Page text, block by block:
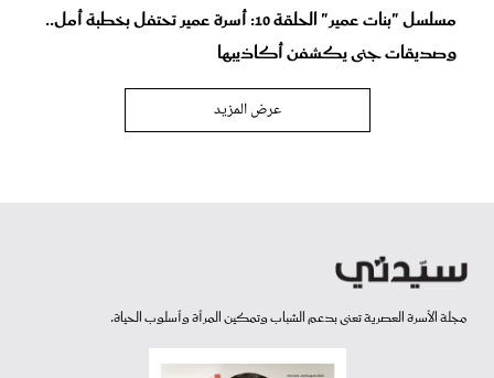
مسلسل "بنات عمير" الحلقة 10: أسرة عمير تحتفل بخطبة أمل..
وصديقات جنى يكشفن أكاذيبها
عرض المزيد
مجلة الأسرة العصرية تعنى بدعم الشباب وتمكين المرأة وأسلوب الحياة.